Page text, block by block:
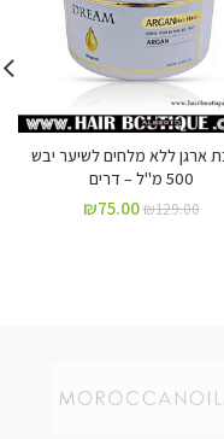
ארגן ללא מלחים לשיער יבש
500 מ"ל – דרים
₪129.00
₪75.00